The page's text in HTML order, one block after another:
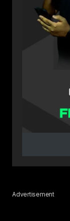
Advertisement